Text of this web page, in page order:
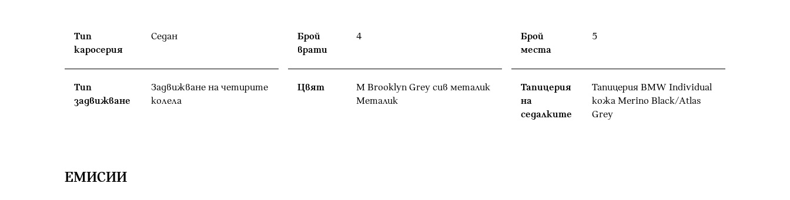
Тип
каросерия
Седан
Тип
задвижване
Задвижване на четирите
колела
Брой
врати
4
Цвят
M Brooklyn Grey сив металик
Meталик
Брой
места
5
Тапицерия
на
седалките
Тапицерия BMW Individual
кожа Merino Black/Atlas
Grey
EМИСИИ